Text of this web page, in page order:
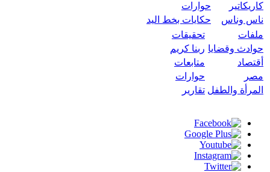
كاريكاتير
حوارات
ناس وناس
حكايات بخط اليد
ملفات
تحقيقات
حوادث وقضايا ربنا كريم
أقتصاد
متابعات
مصر
حوارات
المرأة والطفل تقارير